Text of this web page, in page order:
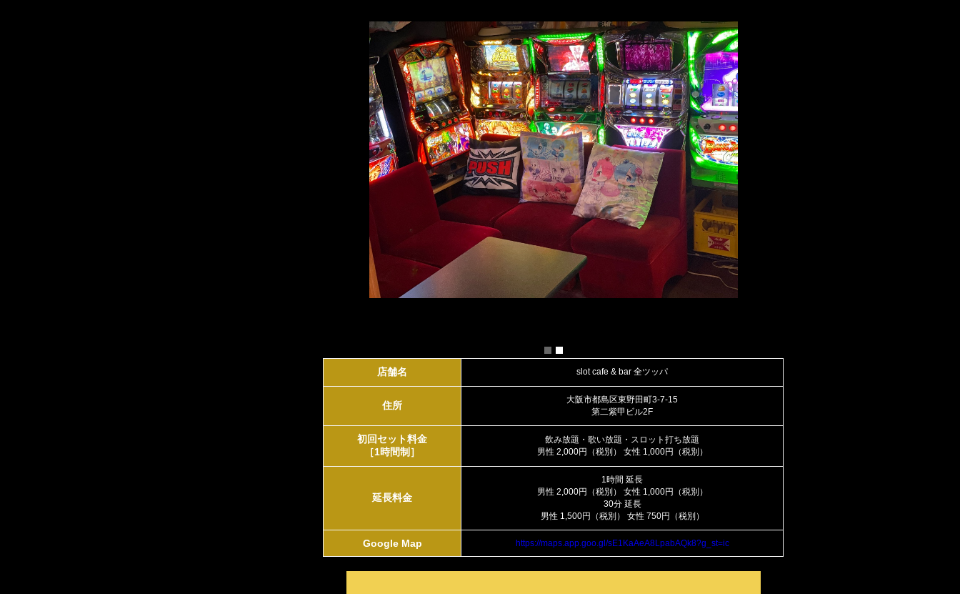
店舗名 slot cafe & bar 全ツッパ
住所
大阪市都島区東野田町3-7-15
第二紫甲ビル2F
初回セット料金
［1時間制］
飲み放題・歌い放題・スロット打ち放題
男性 2,000円（税別） 女性 1,000円（税別）
延長料金
1時間 延長
男性 2,000円（税別） 女性 1,000円（税別）
30分 延長
男性 1,500円（税別） 女性 750円（税別）
Google Map https://maps.app.goo.gl/sE1KaAeA8LpabAQk8?g_st=ic